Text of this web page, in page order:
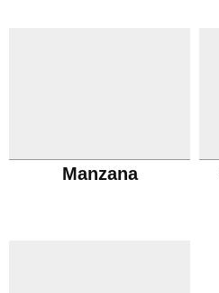
Manzana